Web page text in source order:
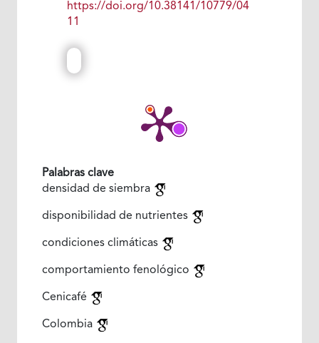
https://doi.org/10.38141/10779/04
11
Palabras clave
densidad de siembra
disponibilidad de nutrientes
condiciones climáticas
comportamiento fenológico
Cenicafé
Colombia